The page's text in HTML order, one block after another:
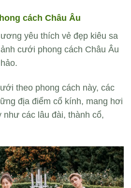
cách Châu Âu
yêu thích vẻ đẹp kiêu sa
cưới phong cách Châu Âu
theo phong cách này, các
địa điểm cổ kính, mang hơi
các lâu đài, thành cổ,